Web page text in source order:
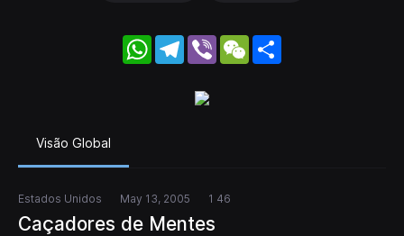
WhatsApp
Telegram
Viber WeChat
Visão Global
Estados Unidos May 13, 2005 1 46
Caçadores de Mentes